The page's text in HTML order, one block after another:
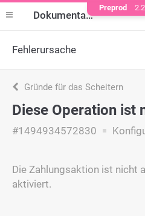
Dokumentation
Fehlerursache
Gründe für das Scheitern
Diese Operation ist
#1494934572830
Die Zahlungsaktion ist nicht
aktiviert.
Preprod